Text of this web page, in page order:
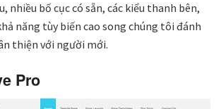
nhiều bố cục có sẵn, các kiểu thanh bên,
năng tùy biến cao song chúng tôi đánh
thiện với người mới.
Pro